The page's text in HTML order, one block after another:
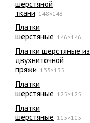
шерстяной
ткани 148×148
Платки
шерстяные 146×146
Платки шерстяные из
двухниточной
пряжи 135×135
Платки
шерстяные 125×125
Платки
шерстяные 115×115